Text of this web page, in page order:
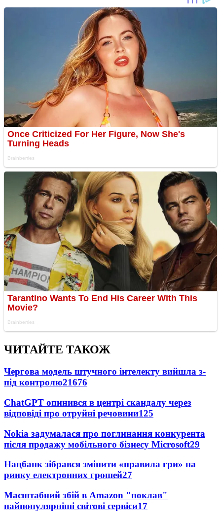
ЧИТАЙТЕ ТАКОЖ
Чергова модель штучного інтелекту вийшла з-
під контролю21676
ChatGPT опинився в центрі скандалу через
відповіді про отруйні речовини125
Nokia задумалася про поглинання конкурента
після продажу мобільного бізнесу Microsoft29
Нацбанк зібрався змінити «правила гри» на
ринку електронних грошей27
Масштабний збій в Amazon "поклав"
найпопулярніші світові сервіси17